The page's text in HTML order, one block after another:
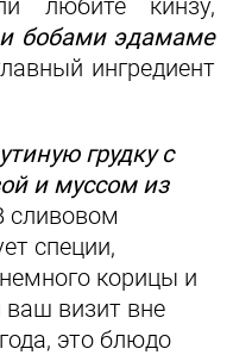
любите кинзу,
бобами эдамаме
ингредиент
утиную грудку с
и муссом из
сливовом
специи,
корицы и
ваш визит вне
это блюдо